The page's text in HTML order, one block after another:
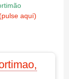
aquí)